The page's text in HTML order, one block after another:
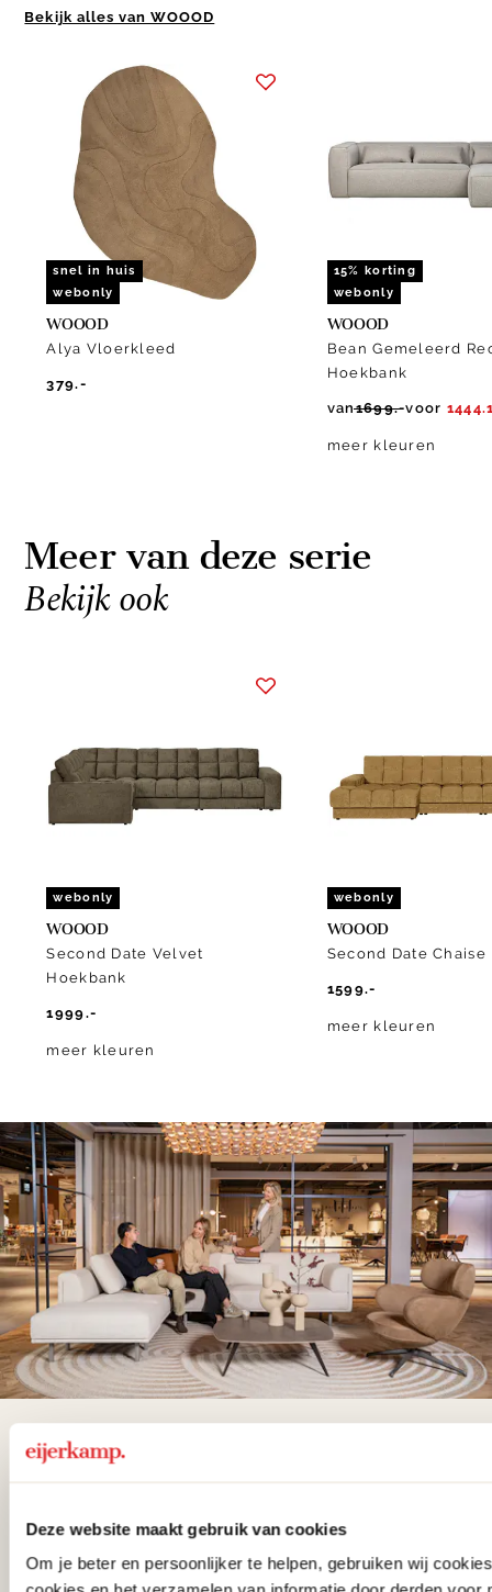
Deze website maakt gebruik van cookies
Om je beter en persoonlijker te helpen, gebruiken wij
Bekijk alles van WOOOD
snel in huis
webonly
WOOOD
Alya Vloerkleed
379.-
15% korting
webonly
WOOOD
Bean Gemeleerd
Hoekbank
van1699.-voor
meer kleuren
Meer van deze serie
Bekijk ook
webonly
WOOOD
Second Date Velvet
Hoekbank
1999.-
meer kleuren
webonly
WOOOD
Second Date
1599.-
meer kleuren
De woonwinkel
Wie kent het programma vtwonen